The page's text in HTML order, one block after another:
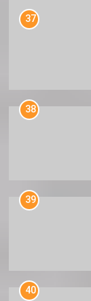
37
38
39
40